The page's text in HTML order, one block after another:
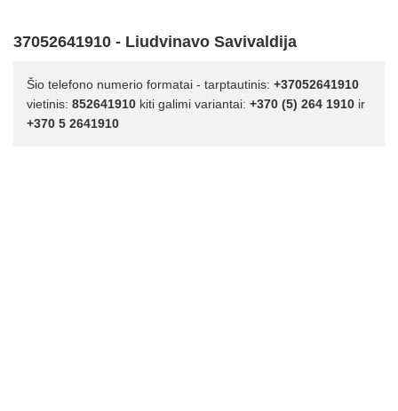
37052641910 - Liudvinavo Savivaldija
Šio telefono numerio formatai - tarptautinis: +37052641910
vietinis: 852641910 kiti galimi variantai: +370 (5) 264 1910 ir
+370 5 2641910